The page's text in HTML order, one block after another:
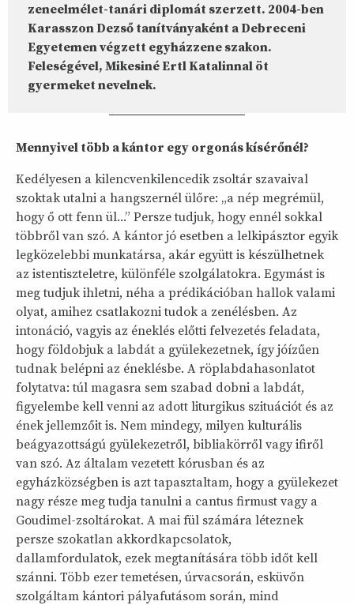
zeneelmélet-tanári diplomát szerzett. 2004-ben
Karasszon Dezső tanítványaként a Debreceni
Egyetemen végzett egyházzene szakon.
Feleségével, Mikesiné Ertl Katalinnal öt
gyermeket nevelnek.
Mennyivel több a kántor egy orgonás kísérőnél?
Kedélyesen a kilencvenkilencedik zsoltár szavaival
szoktak utalni a hangszernél ülőre: „a nép megrémül,
hogy ő ott fenn ül...” Persze tudjuk, hogy ennél sokkal
többről van szó. A kántor jó esetben a lelkipásztor egyik
legközelebbi munkatársa, akár együtt is készülhetnek
az istentiszteletre, különféle szolgálatokra. Egymást is
meg tudjuk ihletni, néha a prédikációban hallok valami
olyat, amihez csatlakozni tudok a zenélésben. Az
intonáció, vagyis az éneklés előtti felvezetés feladata,
hogy földobjuk a labdát a gyülekezetnek, így jóízűen
tudnak belépni az éneklésbe. A röplabdahasonlatot
folytatva: túl magasra sem szabad dobni a labdát,
figyelembe kell venni az adott liturgikus szituációt és az
ének jellemzőit is. Nem mindegy, milyen kulturális
beágyazottságú gyülekezetről, bibliakörről vagy ifiről
van szó. Az általam vezetett kórusban és az
egyházközségben is azt tapasztaltam, hogy a gyülekezet
nagy része meg tudja tanulni a cantus firmust vagy a
Goudimel-zsoltárokat. A mai fül számára léteznek
persze szokatlan akkordkapcsolatok,
dallamfordulatok, ezek megtanítására több időt kell
szánni. Több ezer temetésen, úrvacsorán, esküvőn
szolgáltam kántori pályafutásom során, mind